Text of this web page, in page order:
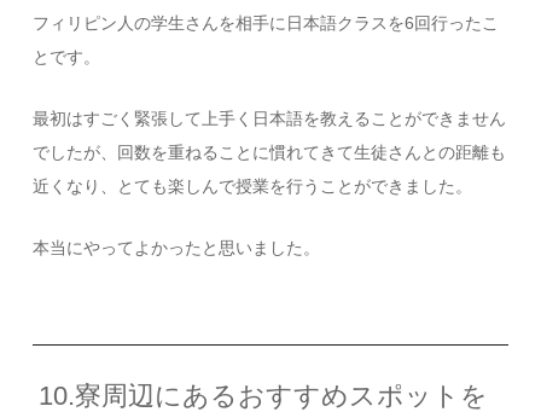
フィリピン人の学生さんを相手に日本語クラスを6回行ったこ
とです。
最初はすごく緊張して上手く日本語を教えることができません
でしたが、回数を重ねることに慣れてきて生徒さんとの距離も
近くなり、とても楽しんで授業を行うことができました。
本当にやってよかったと思いました。
10.寮周辺にあるおすすめスポットを